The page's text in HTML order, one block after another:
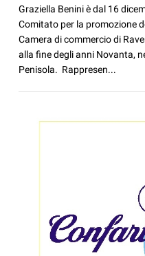
Graziella Benini è dal 16
Comitato per la promozione
Camera di commercio di
alla fine degli anni Novanta,
Penisola. Rappresen...